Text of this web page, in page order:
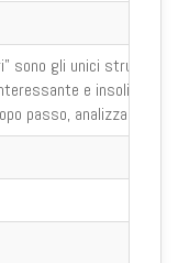
sono gli unici strumenti
e insolito
passo, analizzando